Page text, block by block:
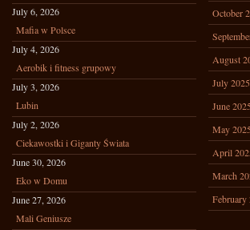
July 6, 2026
Mafia w Polsce
July 4, 2026
Aerobik i fitness grupowy
July 3, 2026
Lubin
July 2, 2026
Ciekawostki i Giganty Świata
June 30, 2026
Eko w Domu
June 27, 2026
Mali Geniusze
October
August
July 2025
June 2025
May 2025
April
March
February